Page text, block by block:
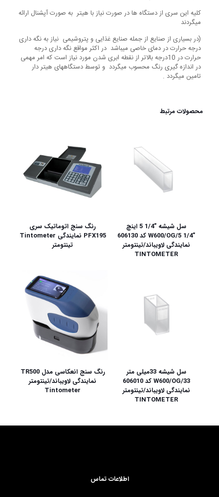
کلیه این سری از دستگاه ها در صورت نیاز با هیتر به صورت آپشنال ارائه
میگردند
(در بسیاری از صنایع از جمله صنایع غذایی و پتروشیمی نیاز به نگه داری
درجه حرارت در دمای خاصی میباشد در اکثر مواقع نگه داری درجه
حرارت در 10درجه بالاتر از نقطه ابری شدن مورد نیاز است که امر مهمی
در اندازه گیری رنگ محسوب میگردد و توسط دستگاههای هیتر دار
تامین میگردد .
محصولات مرتبط
سل شیشه ”1/4 5 اینچ
”W600/OG/5 1/4 کد 606130
نمایندگی لاویباند/تینتومتر
TINTOMETER
رنگ سنج اتوماتیک سری
PFX195 نمایندگی Tintometer
تینتومتر
سل شیشه 33میلی متر
W600/OG/33 کد 606010
نمایندگی لاویباند/تینتومتر
TINTOMETER
رنگ سنج انعکاسی مدل TR500
نمایندگی لاویباند/تینتومتر
Tintometer
اطلاعات تماس